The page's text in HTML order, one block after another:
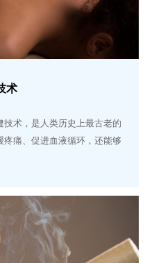
术
术，是人类历史上最古老的
痛、促进血液循环，还能够